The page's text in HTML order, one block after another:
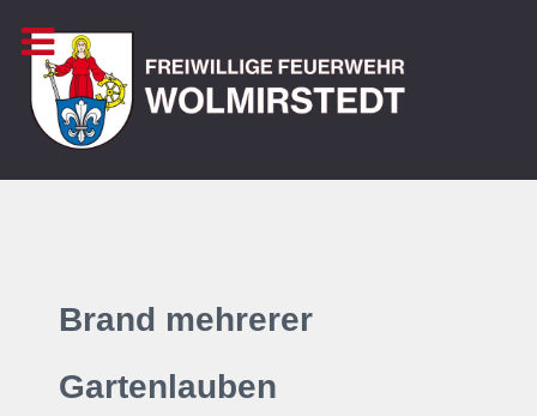
Brand mehrerer
Gartenlauben